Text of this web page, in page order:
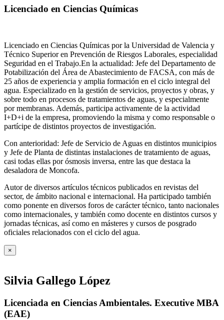
Licenciado en Ciencias Químicas
Licenciado en Ciencias Químicas por la Universidad de Valencia y
Técnico Superior en Prevención de Riesgos Laborales, especialidad
Seguridad en el Trabajo.En la actualidad: Jefe del Departamento de
Potabilización del Área de Abastecimiento de FACSA, con más de
25 años de experiencia y amplia formación en el ciclo integral del
agua. Especializado en la gestión de servicios, proyectos y obras, y
sobre todo en procesos de tratamientos de aguas, y especialmente
por membranas. Además, participa activamente de la actividad
I+D+i de la empresa, promoviendo la misma y como responsable o
partícipe de distintos proyectos de investigación.
Con anterioridad: Jefe de Servicio de Aguas en distintos municipios
y Jefe de Planta de distintas instalaciones de tratamiento de aguas,
casi todas ellas por ósmosis inversa, entre las que destaca la
desaladora de Moncofa.
Autor de diversos artículos técnicos publicados en revistas del
sector, de ámbito nacional e internacional. Ha participado también
como ponente en diversos foros de carácter técnico, tanto nacionales
como internacionales, y también como docente en distintos cursos y
jornadas técnicas, así como en másteres y cursos de posgrado
oficiales relacionados con el ciclo del agua.
×
Silvia Gallego López
Licenciada en Ciencias Ambientales. Executive MBA
(EAE)